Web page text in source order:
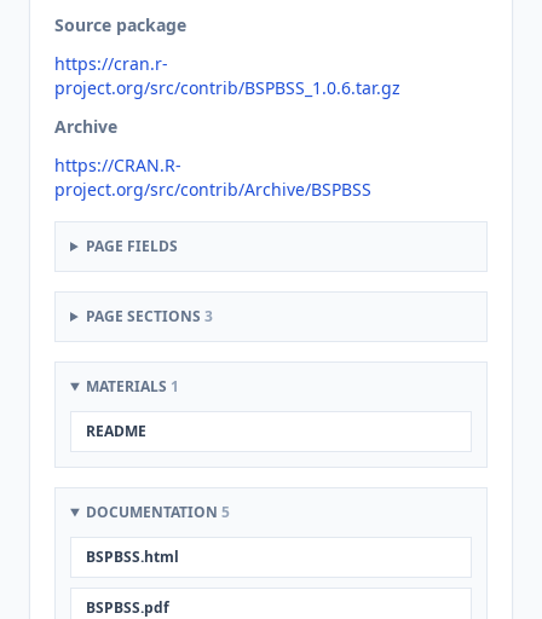
Source package
https://cran.r-
project.org/src/contrib/BSPBSS_1.0.6.tar.gz
Archive
https://CRAN.R-
project.org/src/contrib/Archive/BSPBSS
PAGE FIELDS
PAGE SECTIONS 3
MATERIALS 1
README
DOCUMENTATION 5
BSPBSS.html
BSPBSS.pdf